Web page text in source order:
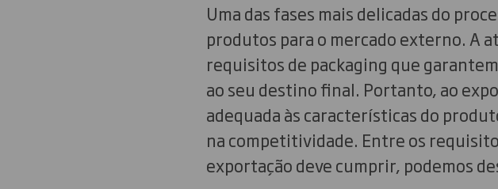
Uma das fases mais delicadas do
produtos para o mercado externo. A
requisitos de packaging que
ao seu destino final. Portanto, ao
adequada às características do
na competitividade. Entre os
exportação deve cumprir, podemos